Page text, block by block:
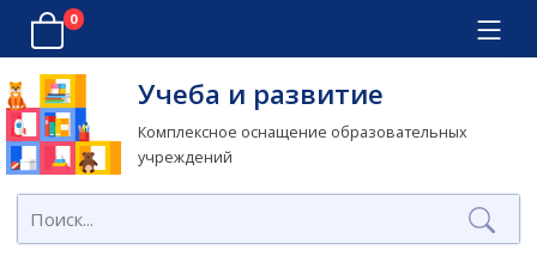
0
Учеба и развитие
Комплексное оснащение образовательных
учреждений